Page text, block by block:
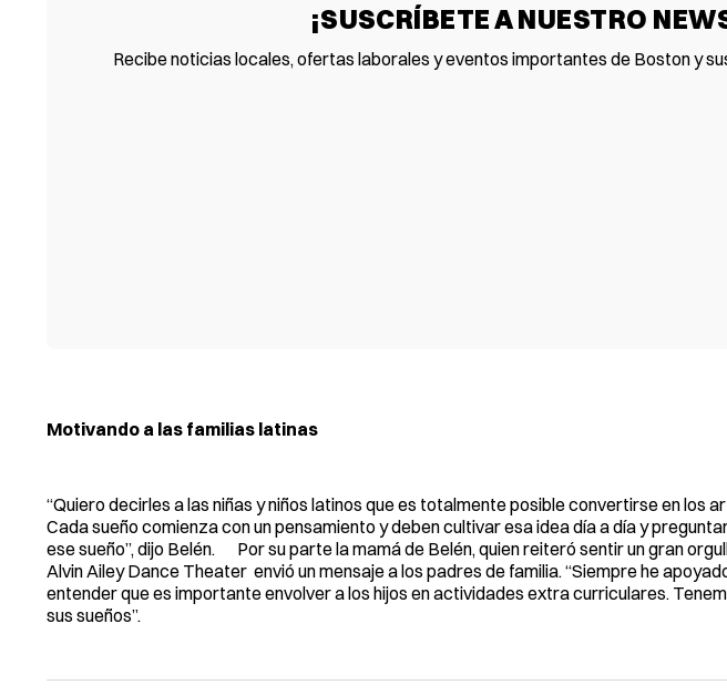
¡SUSCRÍBETE A NUESTRO
Recibe noticias locales, ofertas laborales y eventos importantes de Boston y
Motivando a las familias latinas
“Quiero decirles a las niñas y niños latinos que es totalmente posible convertirse en los
Cada sueño comienza con un pensamiento y deben cultivar esa idea día a día y
ese sueño”, dijo Belén. Por su parte la mamá de Belén, quien reiteró sentir un gran
Alvin Ailey Dance Theater envió un mensaje a los padres de familia. “Siempre he
entender que es importante envolver a los hijos en actividades extra curriculares.
sus sueños”.